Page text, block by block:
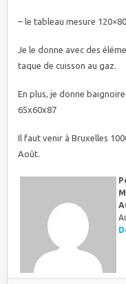
– le tableau mesure 120×80
Je le donne avec des
taque de cuisson au gaz.
En plus, je donne
65x60x87
Il faut venir à Bruxelles
Août.